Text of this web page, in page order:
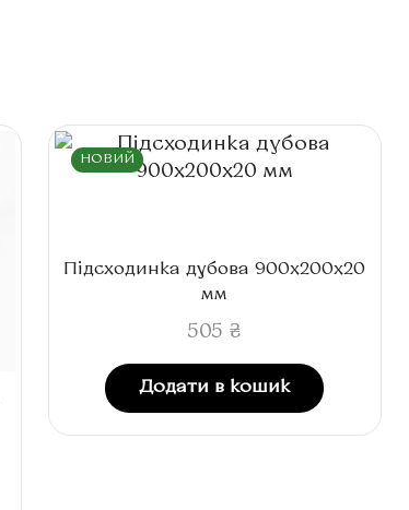
НОВИЙ
Підсходинка дубова 900x200x20
мм
505 ₴
Додати в кошик